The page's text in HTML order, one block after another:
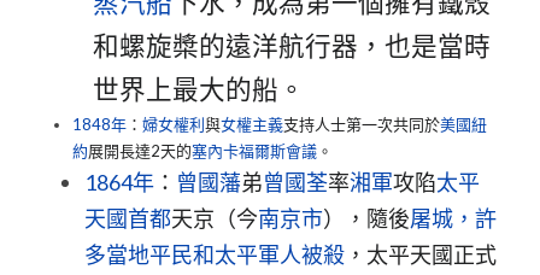
和螺旋槳的遠洋航行器，也是當時
世界上最大的船。
1848年 ： 婦女權利與女權主義支持人士第一次共同於美國紐
約展開長達2天的塞內卡福爾斯會議 。
1864年 ： 曾國藩弟曾國荃率湘軍攻陷太平
天國首都天京（今南京市），隨後屠城，許
多當地平民和太平軍人被殺 ，太平天國正式